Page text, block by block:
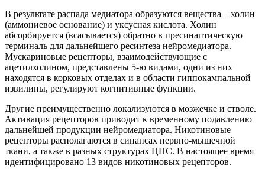
В результате распада медиатора образуются вещества – холин
(аммониевое основание) и уксусная кислота. Холин
абсорбируется (всасывается) обратно в пресинаптическую
терминаль для дальнейшего ресинтеза нейромедиатора.
Мускариновые рецепторы, взаимодействующие с
ацетилхолином, представлены 5-ю видами, одни из них
находятся в корковых отделах и в области гиппокампальной
извилины, регулируют когнитивные функции.
Другие преимущественно локализуются в мозжечке и стволе.
Активация рецепторов приводит к временному подавлению
дальнейшей продукции нейромедиатора. Никотиновые
рецепторы располагаются в синапсах нервно-мышечной
ткани, а также в разных структурах ЦНС. В настоящее время
идентифицировано 13 видов никотиновых рецепторов.